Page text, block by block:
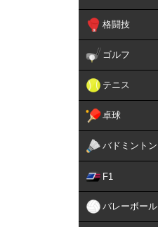
格闘技
ゴルフ
テニス
卓球
バドミントン
F1
バレーボール